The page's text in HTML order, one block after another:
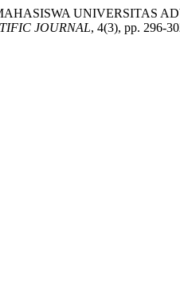
JOURNAL, 4(3), pp. 296-